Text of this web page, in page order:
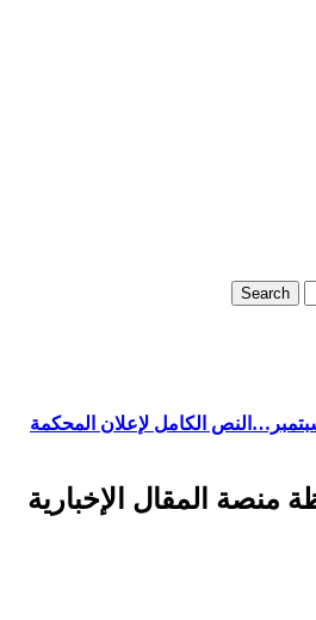
Search
النهائية لرئاسيات 7 سبتمبر…النص الكامل لإعلان المحكمة
المقال الإخبارية